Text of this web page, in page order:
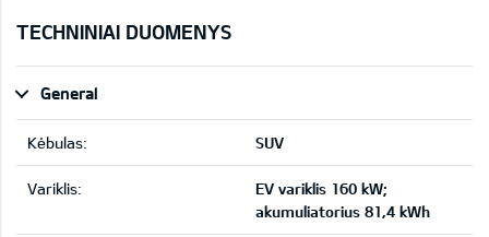
TECHNINIAI DUOMENYS
General
Kėbulas: SUV
Variklis:
EV variklis 160 kW;
akumuliatorius 81,4 kWh